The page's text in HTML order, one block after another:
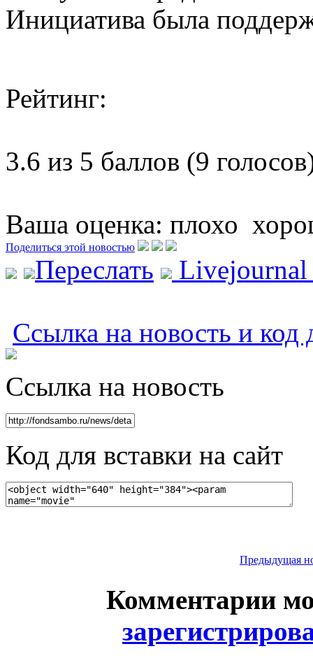
Инициатива была
Рейтинг:
3.6 из 5 баллов (9
Ваша оценка: плохо
Поделиться этой новостью
Переслать
Ссылка на новость и код
Ссылка на новость
Код для вставки на сайт
Предыдущая
Комментарии